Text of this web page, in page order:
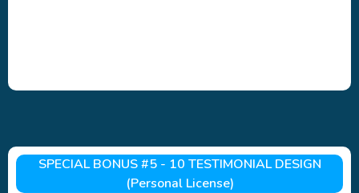
SPECIAL BONUS #5 - 10 TESTIMONIAL DESIGN
(Personal License)